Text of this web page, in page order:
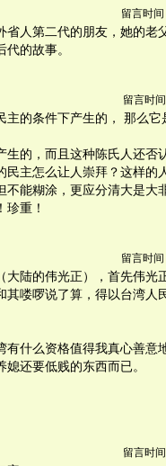
留言时间
省人第二代的朋友，她的老
的故事。
留言时
主的条件下产生的， 那么它
生的，而且这种陈氏人还否
民主怎么让人崇拜？这样的
不能糊涂，更应分清大是大
珍重！
留言时间
大陆的伟光正），首先伟光
喽啰说了算，得以台湾人
有什么资格值得我真心善意
还要低贱的东西而已。
留言时